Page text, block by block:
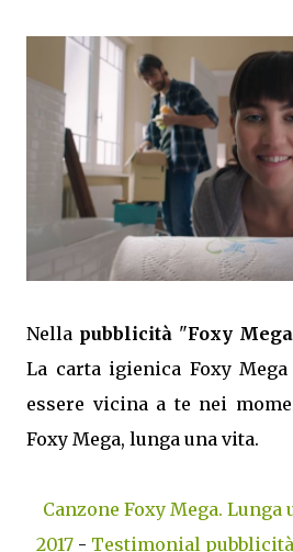
Nella pubblicità "Foxy
La carta igienica Foxy
essere vicina a te nei
Foxy Mega, lunga una vita.
Canzone Foxy Mega. Lunga
2017- Testimonial pubblicità